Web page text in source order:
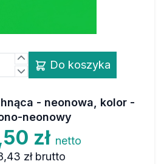
Do koszyka
- neonowa, kolor -
neonowy
zł netto
zł brutto